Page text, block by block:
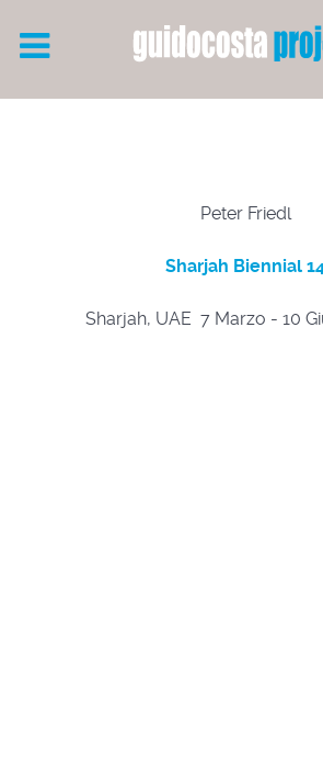
Peter Friedl
Sharjah Biennial
Sharjah, UAE 7 Marzo - 10